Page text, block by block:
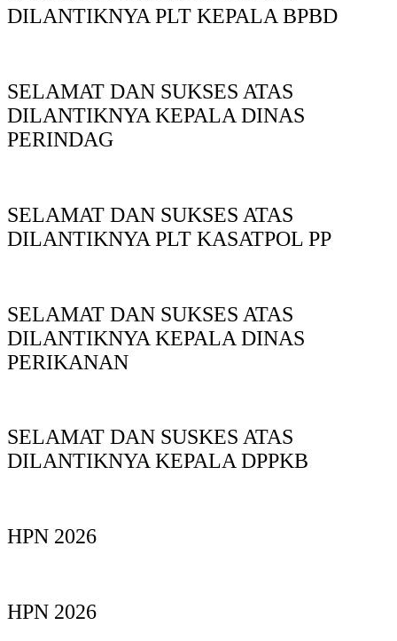
DILANTIKNYA PLT KEPALA BPBD
SELAMAT DAN SUKSES ATAS
DILANTIKNYA KEPALA DINAS
PERINDAG
SELAMAT DAN SUKSES ATAS
DILANTIKNYA PLT KASATPOL PP
SELAMAT DAN SUKSES ATAS
DILANTIKNYA KEPALA DINAS
PERIKANAN
SELAMAT DAN SUSKES ATAS
DILANTIKNYA KEPALA DPPKB
HPN 2026
HPN 2026